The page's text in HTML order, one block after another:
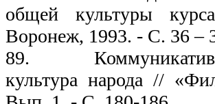
общей культуры
Воронеж, 1993. - С. 36 –
89.
культура народа //